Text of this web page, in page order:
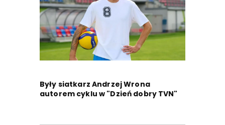
Były siatkarz Andrzej Wrona
autorem cyklu w "Dzień dobry TVN"